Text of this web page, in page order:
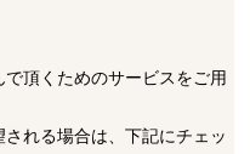
頂くためのサービスをご用
れる場合は、下記にチェッ